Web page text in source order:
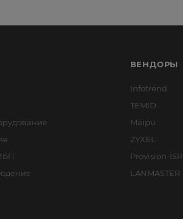
ВЕНДОРЫ
Infotrend
TEMID
Maipu
ZYXEL
Provision-ISR
LANMASTER